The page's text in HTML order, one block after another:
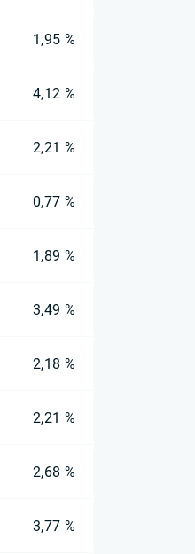
1,95 %
4,12 %
2,21 %
0,77 %
1,89 %
3,49 %
2,18 %
2,21 %
2,68 %
3,77 %